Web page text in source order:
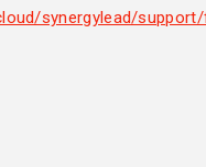
synergylead/